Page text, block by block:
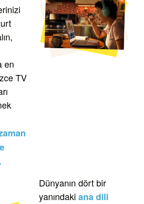
en
TV
Dünyanın dört bir
yanındakiana dili